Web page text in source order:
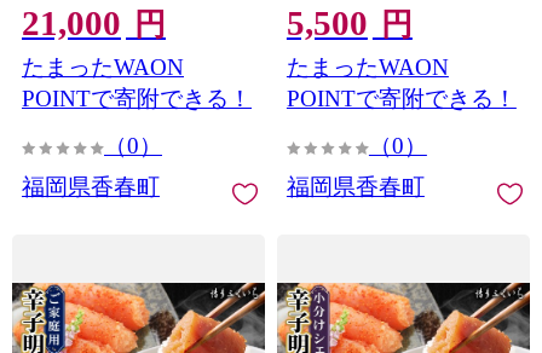
み おかず 海鮮 魚介類 魚介
21,000 円
たまったWAON
POINTで寄附できる！
（0）
福岡県香春町
つまみ おかず 海鮮 魚介類
魚介
5,500 円
たまったWAON
POINTで寄附できる！
（0）
福岡県香春町